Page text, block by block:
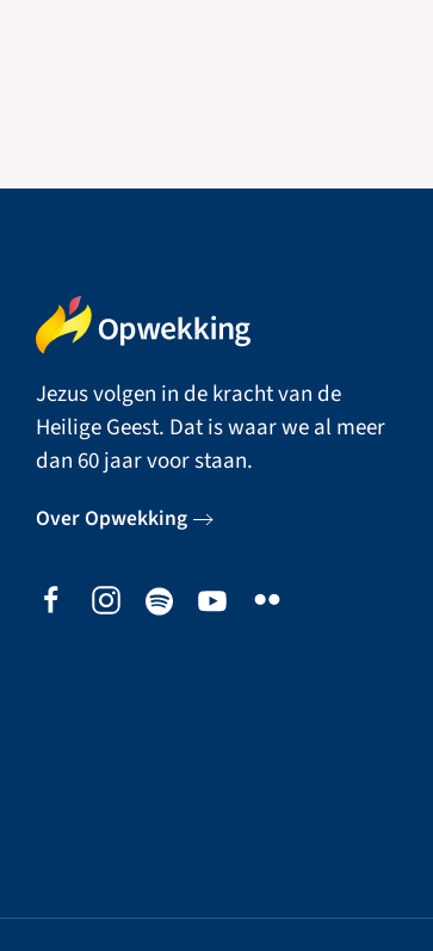
Jezus volgen in de kracht van de
Heilige Geest. Dat is waar we al meer
dan 60 jaar voor staan.
Over Opwekking